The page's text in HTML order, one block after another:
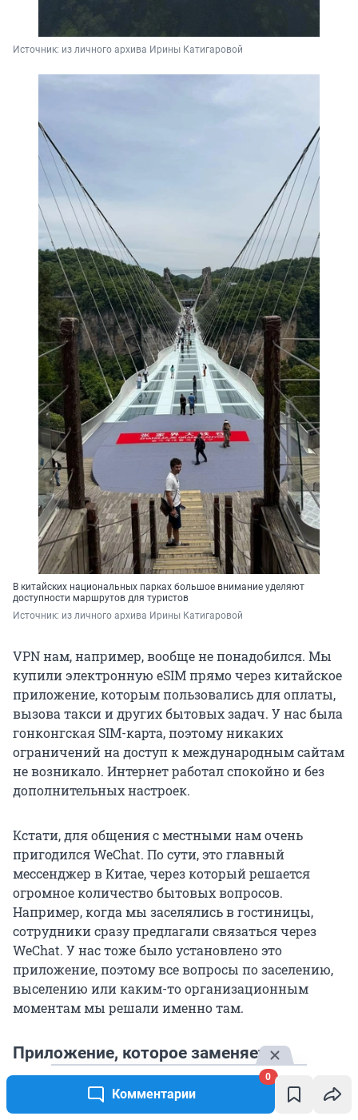
Комментарии
0
Источник: из личного архива Ирины Катигаровой
В китайских национальных парках большое внимание уделяют
доступности маршрутов для туристов
Источник: из личного архива Ирины Катигаровой
VPN нам, например, вообще не понадобился. Мы
купили электронную eSIM прямо через китайское
приложение, которым пользовались для оплаты,
вызова такси и других бытовых задач. У нас была
гонконгская SIM-карта, поэтому никаких
ограничений на доступ к международным сайтам
не возникало. Интернет работал спокойно и без
дополнительных настроек.
Кстати, для общения с местными нам очень
пригодился WeChat. По сути, это главный
мессенджер в Китае, через который решается
огромное количество бытовых вопросов.
Например, когда мы заселялись в гостиницы,
сотрудники сразу предлагали связаться через
WeChat. У нас тоже было установлено это
приложение, поэтому все вопросы по заселению,
выселению или каким-то организационным
моментам мы решали именно там.
Приложение, которое заменяет
половину жизни
Отдельного разговора заслуживает приложение